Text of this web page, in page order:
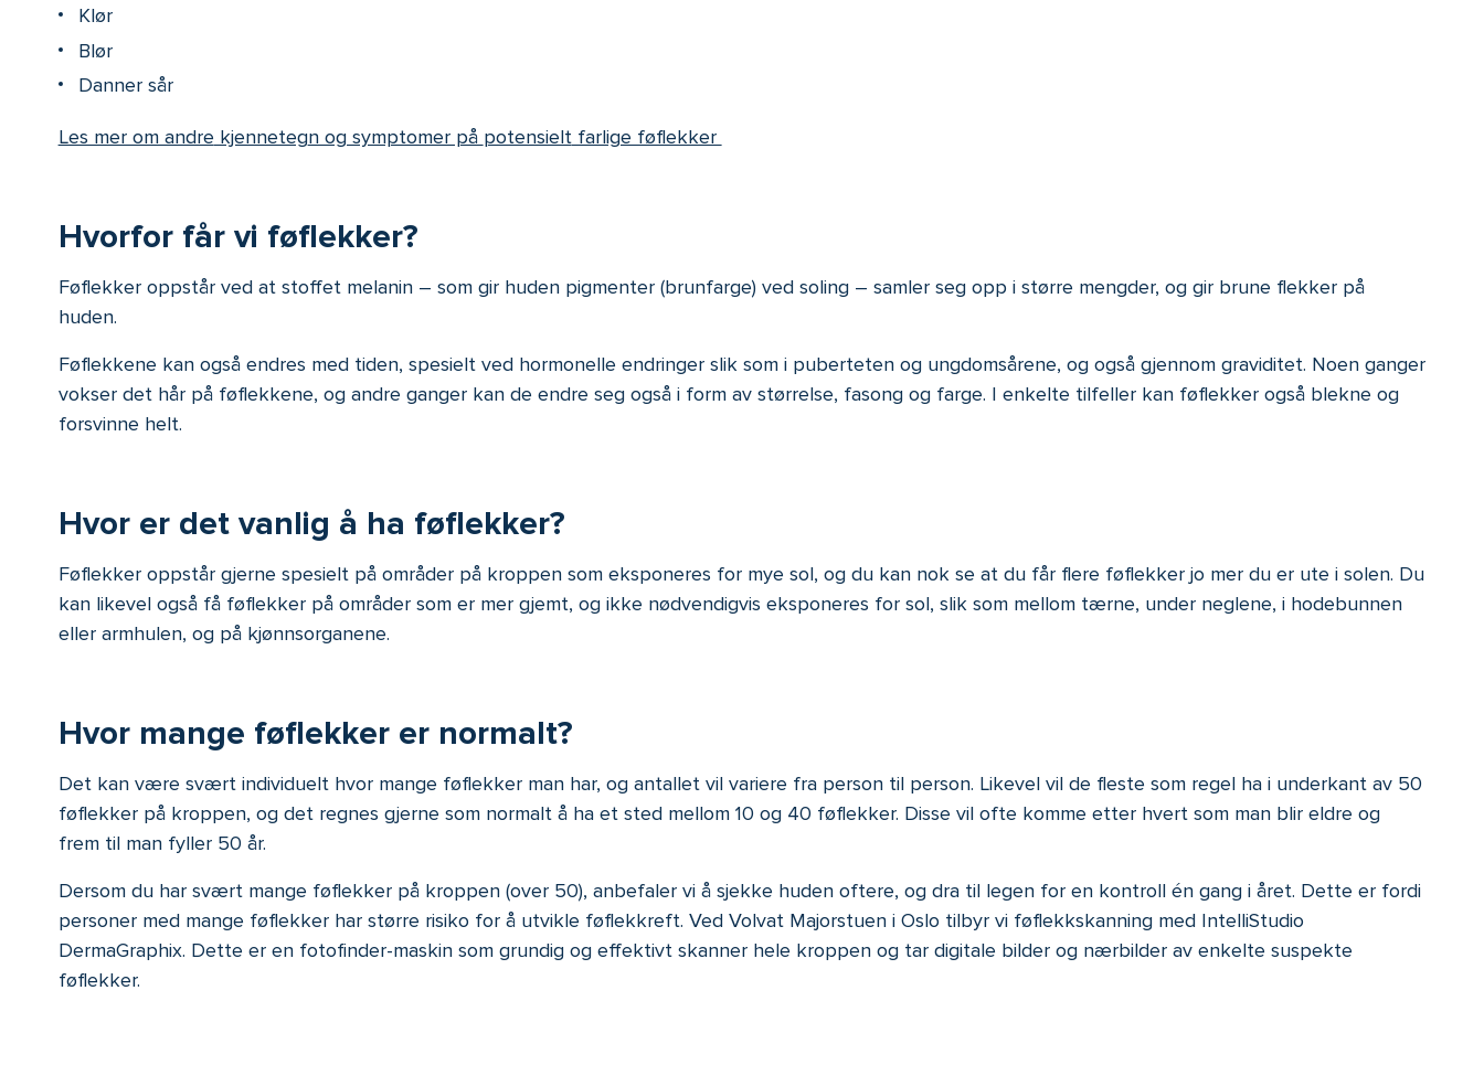
Klør
Blør
Danner sår
Les mer om andre kjennetegn og symptomer på potensieltfarlige føflekker
Hvorfor får vi føflekker?
Føflekker oppstår ved at stoffet melanin – som gir huden pigmenter (brunfarge) ved soling – samler seg opp i større mengder, og gir brune flekker på
huden.
Føflekkene kan også endres med tiden, spesielt ved hormonelle endringer slik som i puberteten og ungdomsårene, og også gjennom graviditet. Noen ganger
vokser det hår på føflekkene, og andre ganger kan de endre seg også i form av størrelse, fasong og farge. I enkelte tilfeller kan føflekker også blekne og
forsvinne helt.
Hvor er det vanlig å ha føflekker?
Føflekker oppstår gjerne spesielt på områder på kroppen som eksponeres for mye sol, og du kan nok se at du får flere føflekker jo mer du er ute i solen. Du
kanlikevelogså få føflekker på områder som er mer gjemt, og ikke nødvendigvis eksponeres for sol, slik som mellom tærne, under neglene, i hodebunnen
eller armhulen, og på kjønnsorganene.
Hvor mange føflekker er normalt?
Det kan være svært individuelt hvor mange føflekker man har, og antallet vil variere fra person til person. Likevel vil de fleste som regelha i underkant av 50
føflekker på kroppen, og det regnes gjerne som normalt å ha et sted mellom 10 og 40 føflekker. Disse vil ofte komme etter hvert som man blir eldre og
frem til man fyller 50 år.
Dersom du har svært mange føflekker på kroppen (over 50), anbefaler vi å sjekke huden oftere, og dra til legen for en kontroll én gang i året. Dette er fordi
personer med mange føflekker har større risiko for å utvikle føflekkreft. Ved Volvat Majorstuen i Oslo tilbyr vi føflekkskanningmed IntelliStudio
DermaGraphix. Dette er en fotofinder-maskin som grundig og effektivt skanner hele kroppenog tar digitale bilder og nærbilder av enkelte suspekte
føflekker.